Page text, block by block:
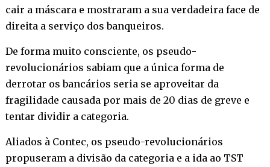
cair a máscara e mostraram a sua verdadeira face de
direita a serviço dos banqueiros.
De forma muito consciente, os pseudo-
revolucionários sabiam que a única forma de
derrotar os bancários seria se aproveitar da
fragilidade causada por mais de 20 dias de greve e
tentar dividir a categoria.
Aliados à Contec, os pseudo-revolucionários
propuseram a divisão da categoria e a ida ao TST